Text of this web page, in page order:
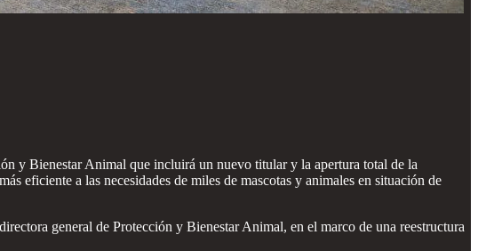
y Bienestar Animal que incluirá un nuevo titular y la apertura total de la
eficiente a las necesidades de miles de mascotas y animales en situación de
general de Protección y Bienestar Animal, en el marco de una reestructura